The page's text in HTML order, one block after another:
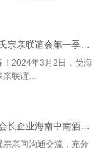
海南丘（邱）氏宗亲联谊会第一季度企业走访交流会
！2024年3月2日，受海
联谊...
走访邱裕炎副会长企业海南中南酒店用品有限公司
宗亲间沟通交流，充分